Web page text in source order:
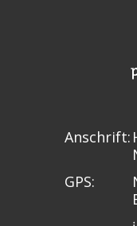
Anschrift:
GPS: